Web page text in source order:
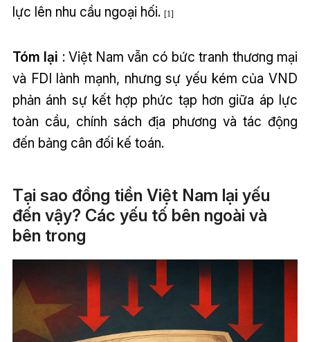
lực lên nhu cầu ngoại hối. [1]
Tóm lại : Việt Nam vẫn có bức tranh thương mại
và FDI lành mạnh, nhưng sự yếu kém của VND
phản ánh sự kết hợp phức tạp hơn giữa áp lực
toàn cầu, chính sách địa phương và tác động
đến bảng cân đối kế toán.
Tại sao đồng tiền Việt Nam lại yếu
đến vậy? Các yếu tố bên ngoài và
bên trong